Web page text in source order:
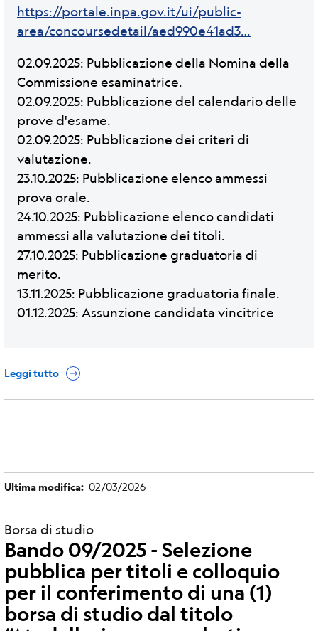
https://portale.inpa.gov.it/ui/public-
area/concoursedetail/aed990e41ad3…
02.09.2025: Pubblicazione della Nomina della
Commissione esaminatrice.
02.09.2025: Pubblicazione del calendario delle
prove d'esame.
02.09.2025: Pubblicazione dei criteri di
valutazione.
23.10.2025: Pubblicazione elenco ammessi
prova orale.
24.10.2025: Pubblicazione elenco candidati
ammessi alla valutazione dei titoli.
27.10.2025: Pubblicazione graduatoria di
merito.
13.11.2025: Pubblicazione graduatoria finale.
01.12.2025: Assunzione candidata vincitrice
Leggi tutto
Ultima modifica 02/03/2026
Borsa di studio
Bando 09/2025 - Selezione
pubblica per titoli e colloquio
per il conferimento di una (1)
borsa di studio dal titolo